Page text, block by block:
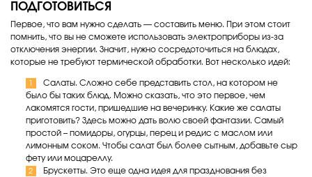
ПОДГОТОВИТЬСЯ
Первое, что вам нужно сделать — составить меню. При этом стоит
помнить, что вы не сможете использовать электроприборы из-за
отключения энергии. Значит, нужно сосредоточиться на блюдах,
которые не требуют термической обработки. Вот несколько идей:
Салаты. Сложно себе представить стол, на котором не
было бы таких блюд. Можно сказать, что это первое, чем
лакомятся гости, пришедшие на вечеринку. Какие же салаты
приготовить? Здесь можно дать волю своей фантазии. Самый
простой – помидоры, огурцы, перец и редис с маслом или
лимонным соком. Чтобы салат был более сытным, добавьте сыр
фету или моцареллу.
Брускетты. Это еще одна идея для празднования без